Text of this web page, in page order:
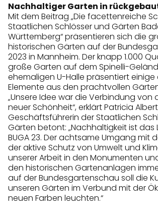
Nachhaltiger Garten in
Mit dem Beitrag „Die facettenreiche
Staatlichen Schlösser und Gärten
Württemberg“ präsentieren sich die
historischen Gärten auf der
2023 in Mannheim. Der knapp 1.000
große Garten auf dem Spinelli-
ehemaligen U-Halle präsentiert
Elemente aus den prachtvollen
„Unsere Idee war die Verbindung von
neuer Schönheit“, erklärt Patricia
Geschäftsführerin der Staatlichen
Gärten betont: „Nachhaltigkeit ist das
BUGA 23. Der achtsame Umgang mit
der aktive Schutz von Umwelt und
unserer Arbeit in den Monumenten
den historischen Gartenanlagen
auf der Bundesgartenschau soll die
unseren Gärten im Verbund mit der
neuen Farben leuchten.“